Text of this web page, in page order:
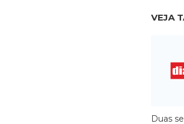
VEJA
Duas